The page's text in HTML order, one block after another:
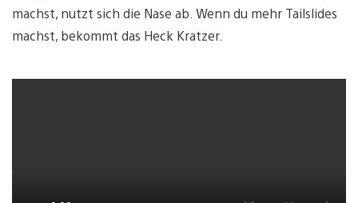
machst, nutzt sich die Nase ab. Wenn du mehr Tailslides
machst, bekommt das Heck Kratzer.